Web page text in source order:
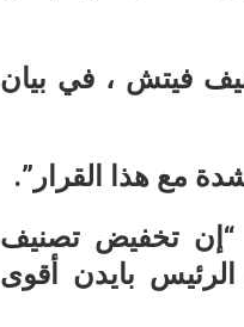
فيتش ، في بيان
مع هذا القرار”.
“إن تخفيض تصنيف
بايدن أقوى